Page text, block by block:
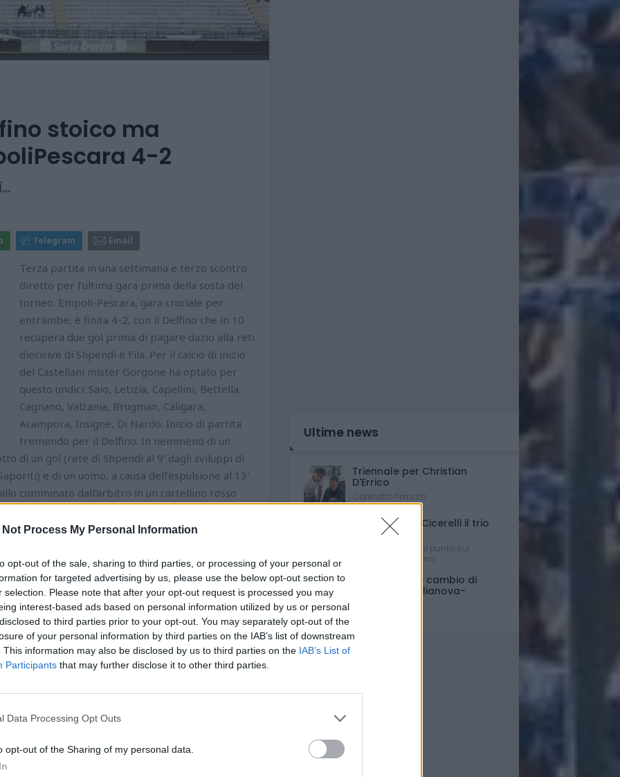
Not Process My Personal Information
opt-out of the sale, sharing to third parties, or processing of your personal or
for targeted advertising by us, please use the below opt-out section to
selection. Please note that after your opt-out request is processed you may
interest-based ads based on personal information utilized by us or personal
to third parties prior to your opt-out. You may separately opt-out of the
of your personal information by third parties on the IAB’s list of downstream
This information may also be disclosed by us to third parties on the IAB’s List of
Participants that may further disclose it to other third parties.
Data Processing Opt Outs
opt-out of the Sharing of my personal data.
stoico ma
4-2
Telegram Email
Terza partita in una settimana e terzo scontro
diretto per l'ultima gara prima della sosta del
torneo. Empoli-Pescara, gara cruciale per
entrambe, è finita 4-2, con il Delfino che in 10
recupera due gol prima di pagare dazio alla reti
diecisive di Shpendi e Fila. Per il calcio di inizio
del Castellani mister Gorgone ha optato per
questo undici: Saio, Letizia, Capellini, Bettella,
Cagnano, Valzania, Brugman, Caligara,
Acampora, Insigne, Di Nardo. Inizio di partita
tremendo per il Delfino. In nemmeno di un
di un gol (rete di Shpendi al 9' dagli sviluppi di
e di un uomo, a causa dell'espulsione al 13'
comminato dall'arbitro in un cartellino rosso
di testa di Popov e soprattutto un tiro da fuori
al gol che ha esultato poi al 33' con un colpo di
riapre la contesa prima dell'intervallo un
difesa toscana assai pasticciona. Prima del break
c'è e non si è fatto beffare. Nella ripresa di
Caserta a usufruire dunque già di 3 cambi (nel
Inocenti) ma a gioire è il Pescara che al 47'
2-2 in rimonta con un uomo in meno.
l'ammonizione a Casgnano che, causa diffida
è ottimo in due circostanze sul primo palo e il
e Brugman impegna Fulignati. al 60' clamoroso
è dietro l'angolo ed è firmata Shpendi, con il
inattiva (non un corner ma un calcio di punizione
che avvicenda subito Caligara con Berardi. Poi
Berardi da fuoi impegna Fulignati, l'Empoli
battaglia e paura. Ma Letizia, tra i migliori fino a
Ultime news
Triennale per Christian
D'Errico
Contratto firmato
Russo-Parigi-Cicerelli il trio
per Buscè?
Ipotesi e rumors: il punto sul
mercato del Delfino
Porte chiuse e cambio di
orario per Giulianova-